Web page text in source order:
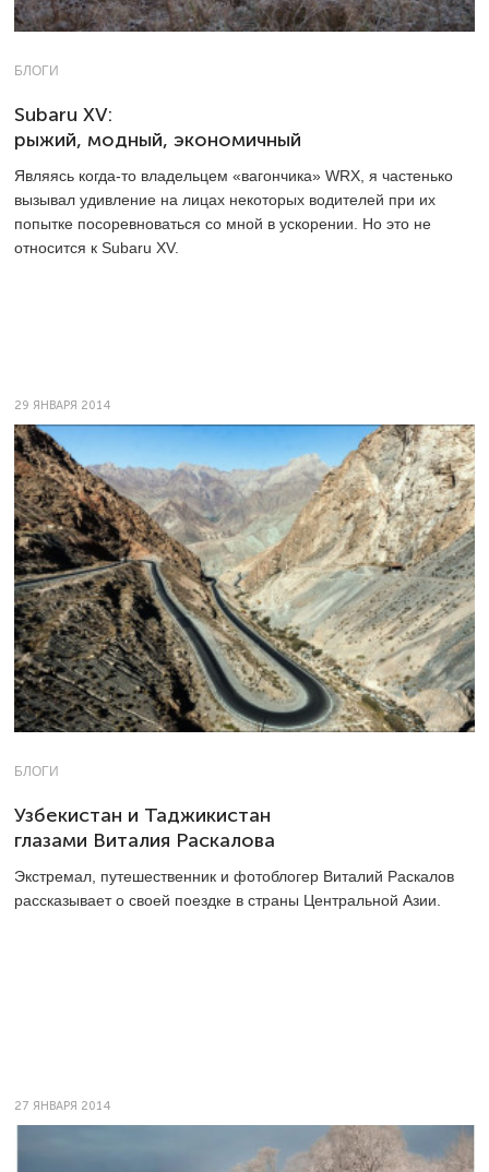
БЛОГИ
Subaru XV:
рыжий, модный, экономичный
Являясь когда-то владельцем «вагончика» WRX, я частенько
вызывал удивление на лицах некоторых водителей при их
попытке посоревноваться со мной в ускорении. Но это не
относится к Subaru XV.
29 ЯНВАРЯ 2014
БЛОГИ
Узбекистан и Таджикистан
глазами Виталия Раскалова
Экстремал, путешественник и фотоблогер Виталий Раскалов
рассказывает о своей поездке в страны Центральной Азии.
27 ЯНВАРЯ 2014